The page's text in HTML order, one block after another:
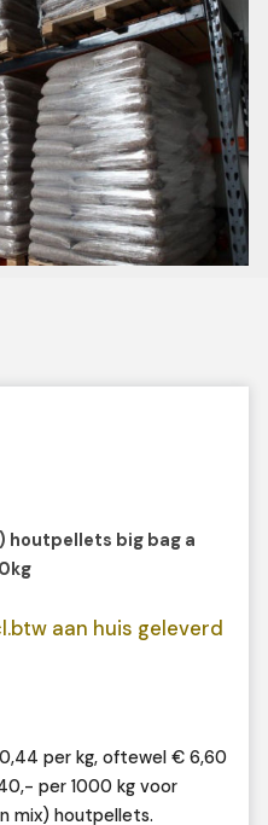
houtpellets big bag a
aan huis geleverd
per kg, oftewel € 6,60
per 1000 kg voor
mix) houtpellets.